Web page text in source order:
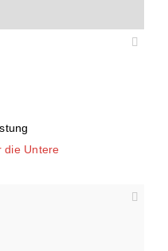
die Untere